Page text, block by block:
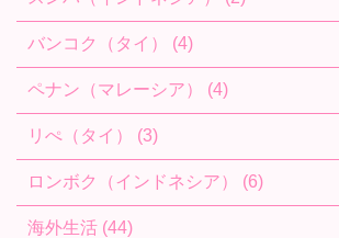
バンコク（タイ） (4)
ペナン（マレーシア） (4)
リぺ（タイ） (3)
ロンボク（インドネシア） (6)
海外生活 (44)